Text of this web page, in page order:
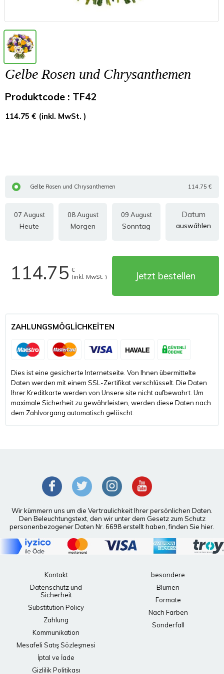
Gelbe Rosen und Chrysanthemen
Produktcode : TF42
114.75 € (inkl. MwSt. )
Gelbe Rosen und Chrysanthemen 114.75 €
07 August
Heute
08 August
Morgen
09 August
Sonntag
114.75 €
(inkl. MwSt. )
Jetzt bestellen
ZAHLUNGSMÖGLICHKEITEN
Dies ist eine gesicherte Internetseite. Von Ihnen übermittelte
Daten werden mit einem SSL-Zertifikat verschlüsselt. Die Daten
Ihrer Kreditkarte werden von Unsere site nicht aufbewahrt. Um
maximale Sicherheit zu gewährleisten, werden diese Daten nach
dem Zahlvorgang automatisch gelöscht.
Wir kümmern uns um die Vertraulichkeit Ihrer persönlichen Daten.
Den Beleuchtungstext, den wir unter dem Gesetz zum Schutz
personenbezogener Daten Nr. 6698 erstellt haben, finden Sie hier.
Kontakt
Datenschutz und
Sicherheit
Substitution Policy
Zahlung
Kommunikation
Mesafeli Satış Sözleşmesi
İptal ve İade
Gizlilik Politikası
besondere
Blumen
Formate
Nach Farben
Sonderfall